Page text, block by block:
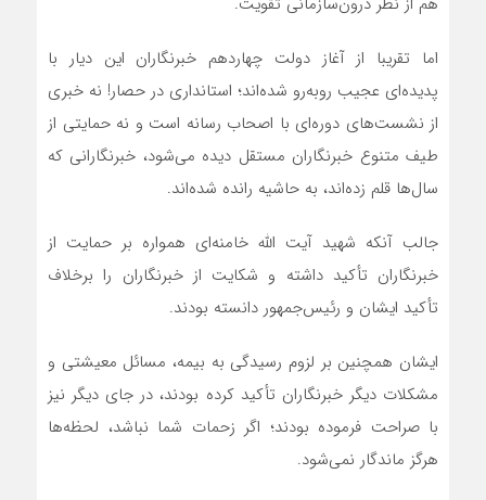
اما تقریبا از آغاز دولت چهاردهم خبرنگاران این دیار با
پدیده‌ای عجیب روبه‌رو شده‌اند؛ استانداری در حصار! نه خبری
از نشست‌های دوره‌ای با اصحاب رسانه است و نه حمایتی از
طیف متنوع خبرنگاران مستقل دیده می‌شود، خبرنگارانی که
سال‌ها قلم زده‌اند، به حاشیه رانده شده‌اند.
جالب آنکه شهید آیت الله خامنه‌ای همواره بر حمایت از
خبرنگاران تأکید داشته و شکایت از خبرنگاران را برخلاف
تأکید ایشان و رئیس‌جمهور دانسته بودند.
ایشان همچنین بر لزوم رسیدگی به بیمه، مسائل معیشتی و
مشکلات دیگر خبرنگاران تأکید کرده بودند، در جای دیگر نیز
با صراحت فرموده بودند؛ اگر زحمات شما نباشد، لحظه‌ها
هرگز ماندگار نمی‌شود.